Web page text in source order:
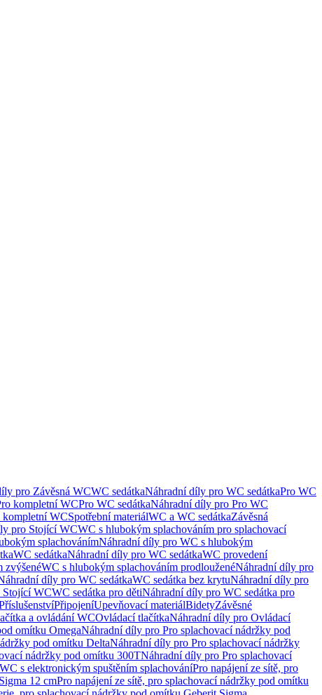
pro Závěsná WCWC sedátkaNáhradní díly pro WC sedátkaPro WC
kompletní WCPro WC sedátkaNáhradní díly pro Pro WC
kompletní WCSpotřební materiálWC a WC sedátkaZávěsná
pro Stojící WCWC s hlubokým splachováním pro splachovací
splachovánímNáhradní díly pro WC s hlubokým
WC sedátkaNáhradní díly pro WC sedátkaWC provedení
zvýšenéWC s hlubokým splachováním prodlouženéNáhradní díly pro
díly pro WC sedátkaWC sedátka bez krytuNáhradní díly pro
Stojící WCWC sedátka pro dětiNáhradní díly pro WC sedátka pro
PřipojeníUpevňovací materiálBidetyZávěsné
a ovládání WCOvládací tlačítkaNáhradní díly pro Ovládací
omítku OmegaNáhradní díly pro Pro splachovací nádržky pod
pod omítku DeltaNáhradní díly pro Pro splachovací nádržky
nádržky pod omítku 300TNáhradní díly pro Pro splachovací
s elektronickým spuštěním splachováníPro napájení ze sítě, pro
12 cmPro napájení ze sítě, pro splachovací nádržky pod omítku